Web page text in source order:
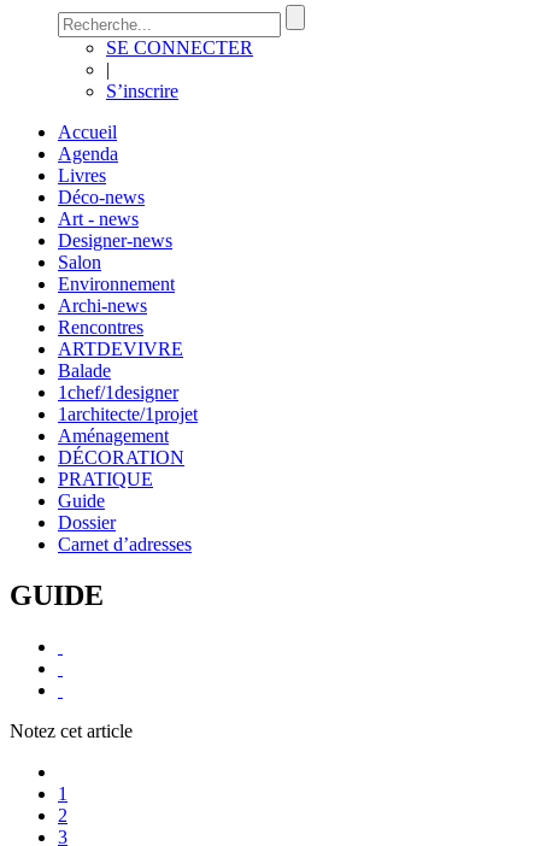
SE CONNECTER
|
S’inscrire
Accueil
Agenda
Livres
Déco-news
Art - news
Designer-news
Salon
Environnement
Archi-news
Rencontres
ARTDEVIVRE
Balade
1chef/1designer
1architecte/1projet
Aménagement
DÉCORATION
PRATIQUE
Guide
Dossier
Carnet d’adresses
GUIDE
Notez cet article
1
2
3